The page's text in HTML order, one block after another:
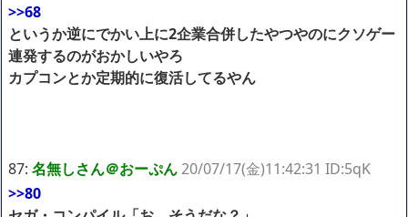
>>68
というか逆にでかい上に2企業合併したやつやのにクソゲー
連発するのがおかしいやろ
カプコンとか定期的に復活してるやん
87: 名無しさん＠おーぷん20/07/17(金)11:42:31 ID:5qK
>>80